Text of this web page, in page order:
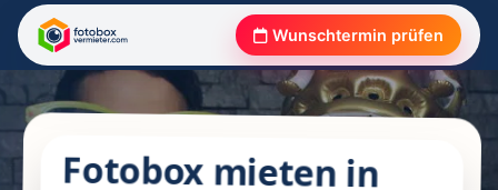
Wunschtermin prüfen
Fotobox mieten in